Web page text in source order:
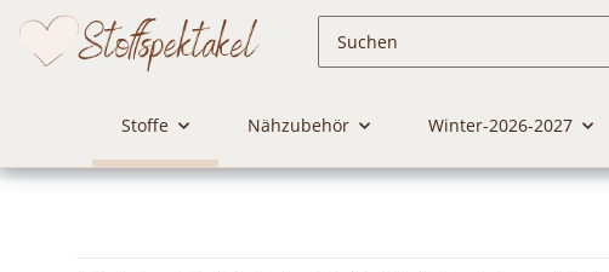
Stoffe Nähzubehör Winter-2026-2027